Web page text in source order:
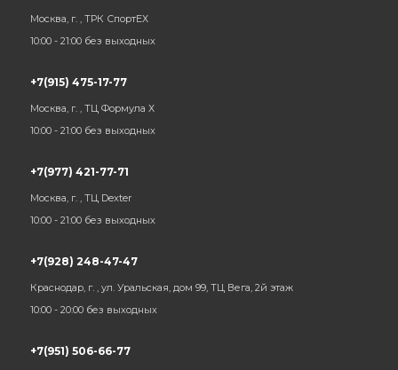
Москва, г. , ТРК СпортЕХ
10:00 - 21:00 без выходных
+7(915) 475-17-77
Москва, г. , ТЦ Формула Х
10:00 - 21:00 без выходных
+7(977) 421-77-71
Москва, г. , ТЦ Dexter
10:00 - 21:00 без выходных
+7(928) 248-47-47
Краснодар, г. , ул. Уральская, дом 99, ТЦ Вега, 2й этаж
10:00 - 20:00 без выходных
+7(951) 506-66-77